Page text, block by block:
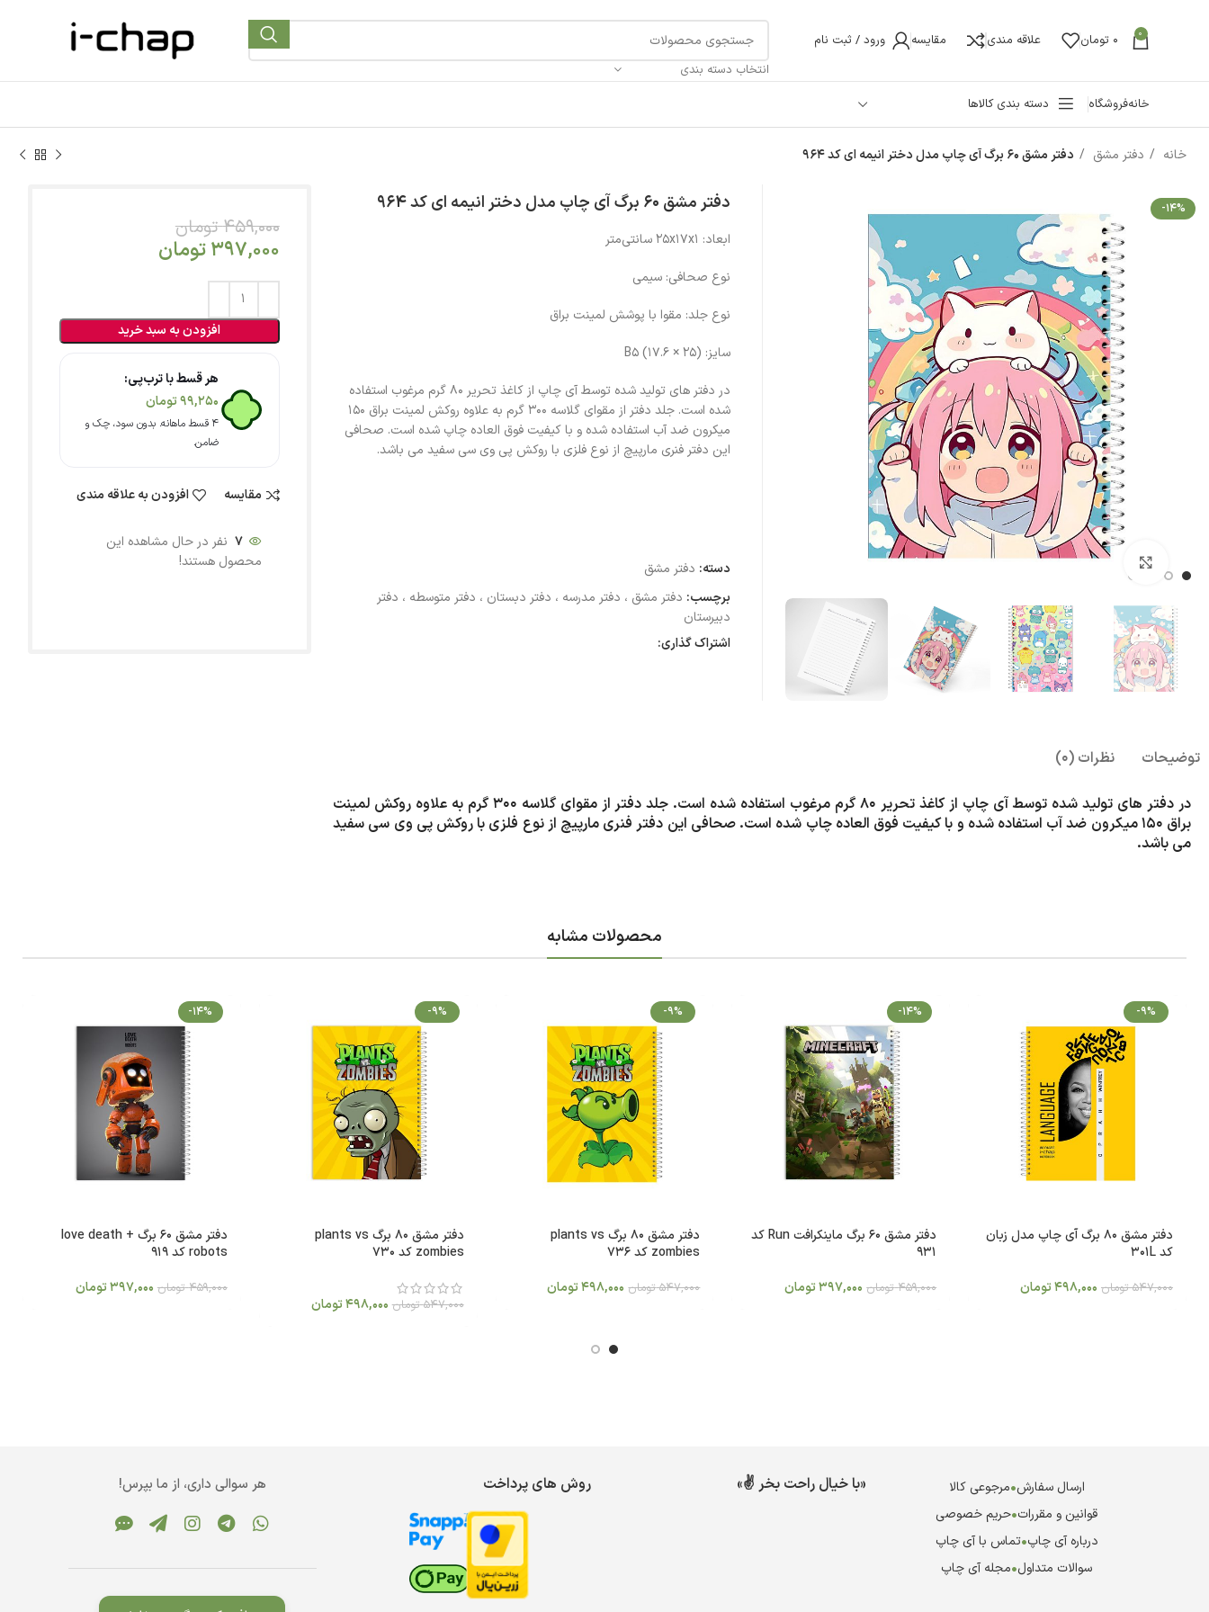
0
0 تومان علاقه مندی مقایسه
ورود / ثبت نام
انتخاب دسته بندی
خانهفروشگاه دسته بندی کالاها
خانه دفتر مشق دفتر مشق 60 برگ آی چاپ مدل دختر انیمه ای کد 964
-14%
بزرگنمایی تصویر
دفتر مشق 60 برگ آی چاپ مدل دختر انیمه ای کد 964
ابعاد: ۲۵x۱۷x۱ سانتی‌متر
نوع صحافی: سیمی
نوع جلد: مقوا با پوشش لمینت براق
سایز: (۲۵ × ۱۷.۶) B۵
در دفتر های تولید شده توسط آی چاپ از کاغذ تحریر 80 گرم مرغوب استفاده
شده است. جلد دفتر از مقوای گلاسه 300 گرم به علاوه روکش لمینت براق 150
میکرون ضد آب استفاده شده و با کیفیت فوق العاده چاپ شده است. صحافی
این دفتر فنری مارپیچ از نوع فلزی با روکش پی وی سی سفید می باشد.
دسته: دفتر مشق
برچسب: دفتر مشق ، دفتر مدرسه ، دفتر دبستان ، دفتر متوسطه ، دفتر
دبیرستان
اشتراک گذاری:
459,000 تومان
397,000تومان
افزودن به سبد خرید
هر قسط با ترب‌پی:
99,250تومان
۴ قسط ماهانه. بدون سود، چک و
ضامن.
مقایسه افزودن به علاقه مندی
7 نفر در حال مشاهده این
محصول هستند!
توضیحات نظرات (0)
در دفتر های تولید شده توسط آی چاپ از کاغذ تحریر 80 گرم مرغوب استفاده شده است. جلد دفتر از مقوای گلاسه 300 گرم به علاوه روکش لمینت
براق 150 میکرون ضد آب استفاده شده و با کیفیت فوق العاده چاپ شده است. صحافی این دفتر فنری مارپیچ از نوع فلزی با روکش پی وی سی سفید
می باشد.
محصولات مشابه
-9%
دفتر مشق 80 برگ آی چاپ مدل زبان
کد 301L
547,000 تومان 498,000تومان
-14%
دفتر مشق 60 برگ ماینکرافت Run کد
931
459,000 تومان 397,000تومان
-9%
دفتر مشق 80 برگ plants vs
zombies کد 736
547,000 تومان 498,000تومان
-9%
دفتر مشق 80 برگ plants vs
zombies کد 730
547,000 تومان 498,000تومان
-14%
دفتر مشق 60 برگ love death +
robots کد 919
459,000 تومان 397,000تومان
ارسال سفارش•مرجوعی کالا
قوانین و مقررات•حریم خصوصی
درباره آی چاپ•تماس با آی چاپ
سوالات متداول•مجله آی چاپ
«با خیال راحت بخر ✌️» روش های پرداخت هر سوالی داری، از ما بپرس!